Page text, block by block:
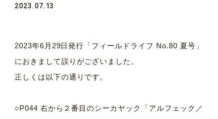
2023.07.13
2023年6月29日発行「フィールドライフ No.80 夏号」
におきまして誤りがございました。
正しくは以下の通りです。
○P044 右から２番目のシーカヤック「アルフェック／